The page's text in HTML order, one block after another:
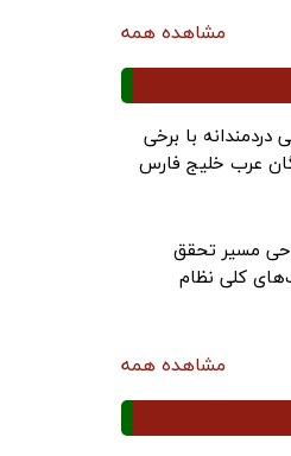
مشاهده همه
با برخی
عرب خلیج فارس
مسیر تحقق
کلی نظام
مشاهده همه